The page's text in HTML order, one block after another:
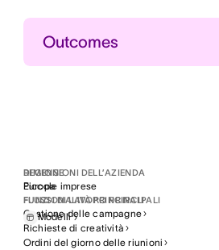
Outcomes
mese
REGIONE
Europa
FLUSSI DI LAVORO PRINCIPALI
Gestione delle campagne
Richieste di creatività
Ordini del giorno delle riunioni
DIMENSIONI DELL’AZIENDA
Piccole imprese
FUNZIONALITÀ PRINCIPALI
Modelli